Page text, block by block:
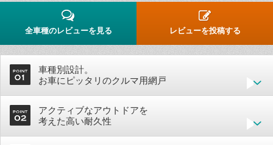
全車種のレビューを見る レビューを投稿する
車種別設計。
お車にピッタリのクルマ用網戸
アクティブなアウトドアを
考えた高い耐久性